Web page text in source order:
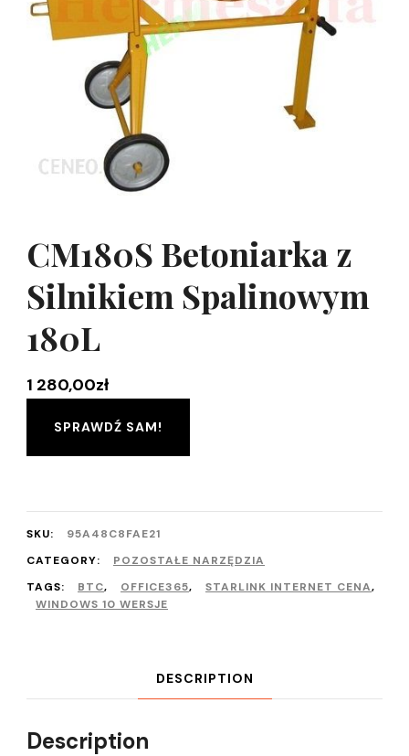
CM180S Betoniarka z
Silnikiem Spalinowym
180L
1 280,00zł
SPRAWDŹ SAM!
SKU:
95A48C8FAE21
CATEGORY:
POZOSTAŁE NARZĘDZIA
TAGS:
BTC, OFFICE365, STARLINK INTERNET CENA,
WINDOWS 10 WERSJE
DESCRIPTION
Description